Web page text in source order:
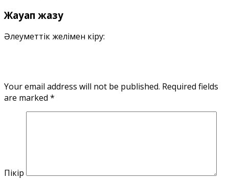
Жауап жазу
Әлеуметтік желімен кіру:
Your email address will not be published. Required fields
are marked *
Пікір